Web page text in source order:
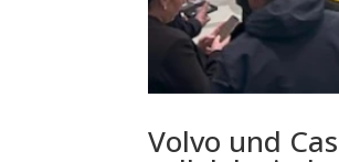
Volvo und